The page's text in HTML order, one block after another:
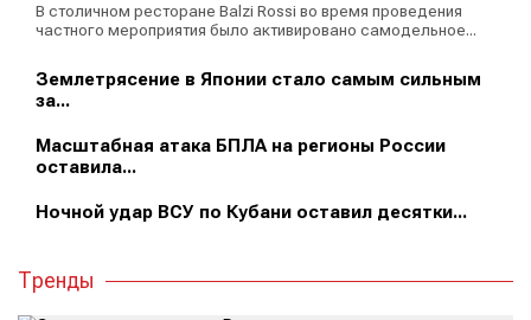
В столичном ресторане Balzi Rossi во время проведения
частного мероприятия было активировано самодельное...
Землетрясение в Японии стало самым сильным
за...
Масштабная атака БПЛА на регионы России
оставила...
Ночной удар ВСУ по Кубани оставил десятки...
Тренды